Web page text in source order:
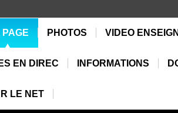
PAGE PHOTOS VIDEO
EN DIREC INFORMATIONS
LE NET